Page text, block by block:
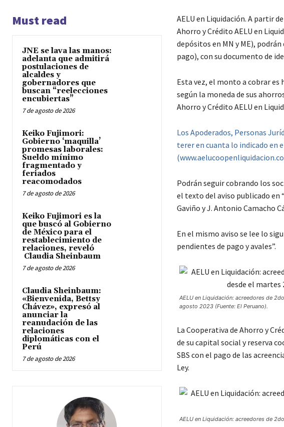
Must read
JNE se lava las manos:
adelanta que admitirá
postulaciones de
alcaldes y
gobernadores que
buscan “reelecciones
encubiertas”
7 de agosto de 2026
Keiko Fujimori:
Gobierno ‘maquilla’
promesas laborales:
Sueldo mínimo
fragmentado y
feriados
reacomodados
7 de agosto de 2026
Keiko Fujimori es la
que buscó al Gobierno
de México para el
restablecimiento de
relaciones, reveló
Claudia Sheinbaum
7 de agosto de 2026
Claudia Sheinbaum:
«Bienvenida, Bettsy
Chávez», expresó al
anunciar la
reanudación de las
relaciones
diplomáticas con el
Perú
7 de agosto de 2026
AELU en Liquidación. A partir
Ahorro y Crédito AELU en
depósitos en MN y ME),
pago), con su documento de
Esta vez, el monto a cobrar es
según la moneda de sus
Ahorro y Crédito AELU en
Los Apoderados, Personas
terer en cuanta lo indicado en
Podrán seguir cobrando los
el texto del aviso publicado en
Gaviño y J. Antonio Camacho
En el mismo aviso se lee lo
pendientes de pago y avales”.
AELU en Liquidación: acreedores de
agosto 2023 (Fuente: El Peruano).
La Cooperativa de Ahorro y
de su capital social y reserva
SBS con el pago de las
Ley.
AELU en Liquidación: acreedores de